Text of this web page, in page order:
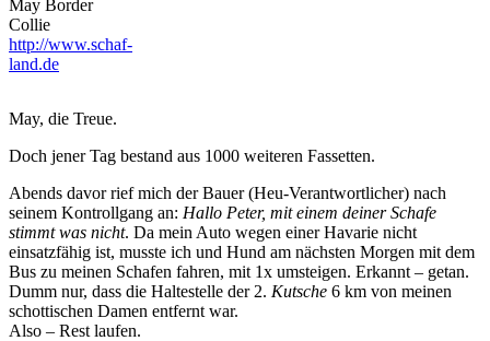
May Border
Collie
http://www.schaf-
land.de
May, die Treue.
Doch jener Tag bestand aus 1000 weiteren Fassetten.
Abends davor rief mich der Bauer (Heu-Verantwortlicher) nach
seinem Kontrollgang an: Hallo Peter, mit einem deiner Schafe
stimmt was nicht. Da mein Auto wegen einer Havarie nicht
einsatzfähig ist, musste ich und Hund am nächsten Morgen mit dem
Bus zu meinen Schafen fahren, mit 1x umsteigen. Erkannt – getan.
Dumm nur, dass die Haltestelle der 2. Kutsche 6 km von meinen
schottischen Damen entfernt war.
Also – Rest laufen.